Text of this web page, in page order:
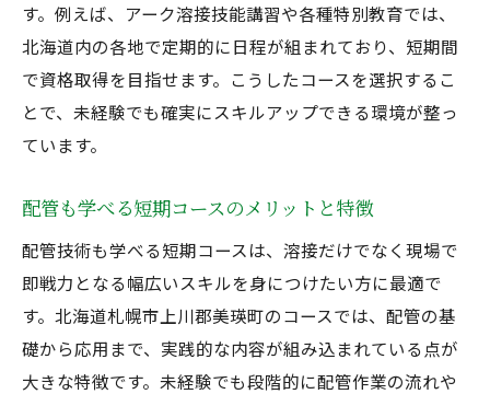
す。例えば、アーク溶接技能講習や各種特別教育では、
北海道内の各地で定期的に日程が組まれており、短期間
で資格取得を目指せます。こうしたコースを選択するこ
とで、未経験でも確実にスキルアップできる環境が整っ
ています。
配管も学べる短期コースのメリットと特徴
配管技術も学べる短期コースは、溶接だけでなく現場で
即戦力となる幅広いスキルを身につけたい方に最適で
す。北海道札幌市上川郡美瑛町のコースでは、配管の基
礎から応用まで、実践的な内容が組み込まれている点が
大きな特徴です。未経験でも段階的に配管作業の流れや